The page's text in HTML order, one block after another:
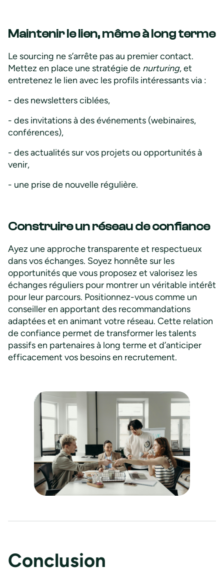
Maintenir le lien, même à long terme
Le sourcing ne s’arrête pas au premier contact.
Mettez en place une stratégie de nurturing, et
entretenez le lien avec les profils intéressants via :
- des newsletters ciblées,
- des invitations à des événements (webinaires,
conférences),
- des actualités sur vos projets ou opportunités à
venir,
- une prise de nouvelle régulière.
Construire un réseau de confiance
Ayez une approche transparente et respectueux
dans vos échanges. Soyez honnête sur les
opportunités que vous proposez et valorisez les
échanges réguliers pour montrer un véritable intérêt
pour leur parcours. Positionnez-vous comme un
conseiller en apportant des recommandations
adaptées et en animant votre réseau. Cette relation
de confiance permet de transformer les talents
passifs en partenaires à long terme et d’anticiper
efficacement vos besoins en recrutement.
Conclusion